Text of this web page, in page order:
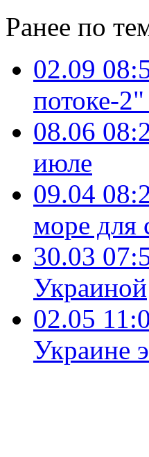
Ранее по
02.09
потоке-
08.06
июле
09.04
море для
30.03
Украиной
02.05
Украине